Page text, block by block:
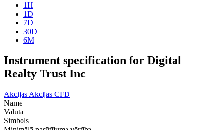
1H
1D
7D
30D
6M
Instrument specification for Digital
Realty Trust Inc
Akcijas Akcijas CFD
Name
Valūta
Simbols